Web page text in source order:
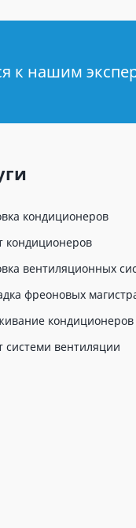
к нашим
кондиционеров
кондиционеров
вентиляционных
фреоновых
кондиционеров
системи вентиляции